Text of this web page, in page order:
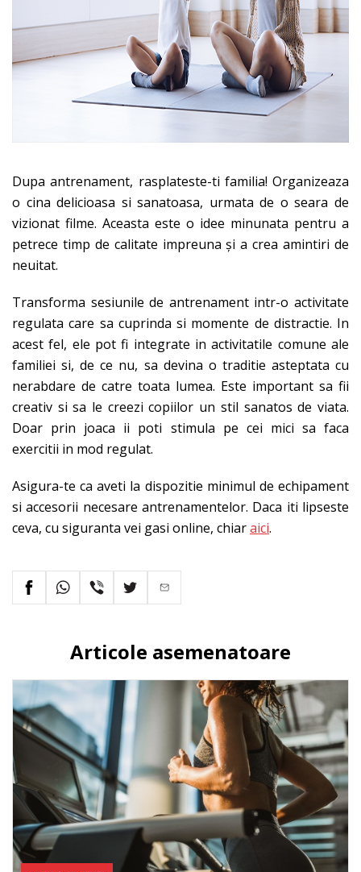
Dupa antrenament, rasplateste-ti familia! Organizeaza
o cina delicioasa si sanatoasa, urmata de o seara de
vizionat filme. Aceasta este o idee minunata pentru a
petrece timp de calitate impreuna și a crea amintiri de
neuitat.
Transforma sesiunile de antrenament intr-o activitate
regulata care sa cuprinda si momente de distractie. In
acest fel, ele pot fi integrate in activitatile comune ale
familiei si, de ce nu, sa devina o traditie asteptata cu
nerabdare de catre toata lumea. Este important sa fii
creativ si sa le creezi copiilor un stil sanatos de viata.
Doar prin joaca ii poti stimula pe cei mici sa faca
exercitii in mod regulat.
Asigura-te ca aveti la dispozitie minimul de echipament
si accesorii necesare antrenamentelor. Daca iti lipseste
ceva, cu siguranta vei gasi online, chiaraici.
Articole asemenatoare